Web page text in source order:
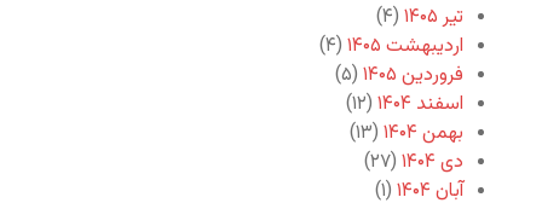
تیر ۱۴۰۵
(۴)
اردیبهشت ۱۴۰۵
(۴)
فروردین ۱۴۰۵
(۵)
اسفند ۱۴۰۴
(۱۲)
بهمن ۱۴۰۴
(۱۳)
دی ۱۴۰۴
(۲۷)
آبان ۱۴۰۴
(۱)